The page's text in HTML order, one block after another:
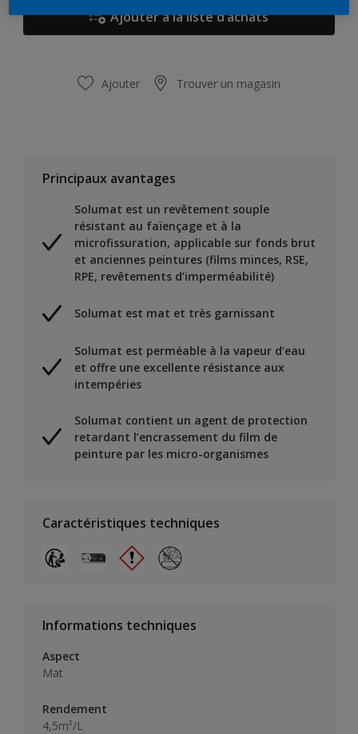
Ajouter à la liste d’achats
Ajouter Trouver un magasin
Principaux avantages
Solumat est un revêtement souple
résistant au faïençage et à la
microfissuration, applicable sur fonds brut
et anciennes peintures (films minces, RSE,
RPE, revêtements d’imperméabilité)
Solumat est mat et très garnissant
Solumat est perméable à la vapeur d’eau
et offre une excellente résistance aux
intempéries
Solumat contient un agent de protection
retardant l’encrassement du film de
peinture par les micro-organismes
Caractéristiques techniques
Informations techniques
Aspect
Mat
Rendement
4,5m²/L